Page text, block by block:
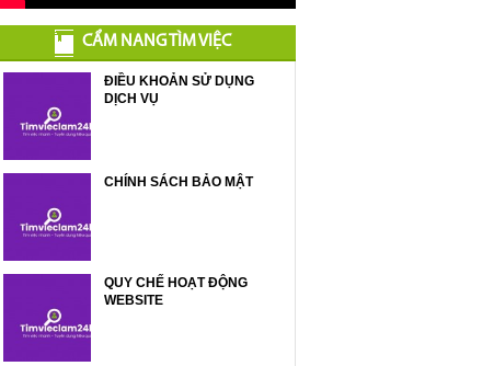
CẨM NANG TÌM VIỆC
ĐIỀU KHOẢN SỬ DỤNG
DỊCH VỤ
CHÍNH SÁCH BẢO MẬT
QUY CHẾ HOẠT ĐỘNG
WEBSITE